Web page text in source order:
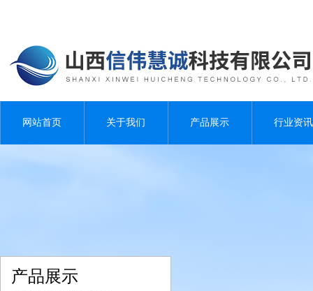
网站首页 关于我们 产品展示 行业资讯
产品展示